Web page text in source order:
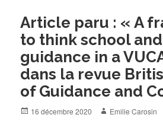
Article paru : « A
to think school
guidance in a
dans la revue
of Guidance and
Posted
16 décembre 2020 Author
Emilie Carosin